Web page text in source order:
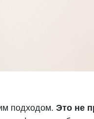
подходом. Это не